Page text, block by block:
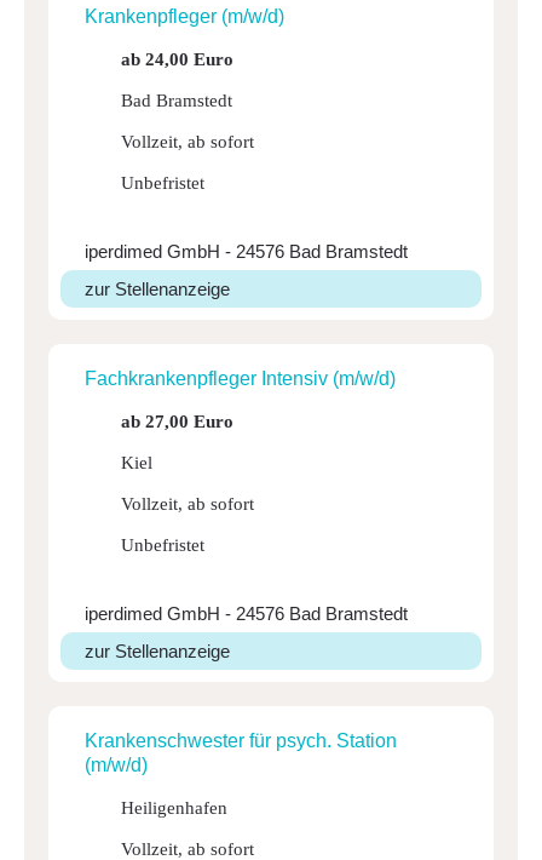
Kran­ken­pfleger (m/w/d)
ab 24,00 Euro
Bad Bramstedt
Vollzeit, ab sofort
Unbefristet
iperdimed GmbH - 24576 Bad Bramstedt
zur Stellenanzeige
Fach­kran­ken­pfleger Intensiv (m/w/d)
ab 27,00 Euro
Kiel
Vollzeit, ab sofort
Unbefristet
iperdimed GmbH - 24576 Bad Bramstedt
zur Stellenanzeige
Kran­ken­schwester für psych. Station
(m/w/d)
Heiligenhafen
Vollzeit, ab sofort